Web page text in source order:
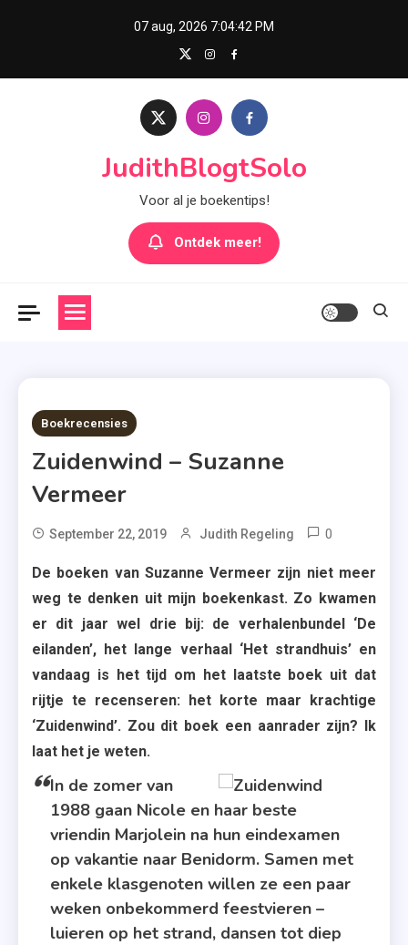
07 aug, 2026 7:04:43 PM
JudithBlogtSolo
Voor al je boekentips!
Ontdek meer!
7 MINS READ
Boekrecensies
Zuidenwind – Suzanne
Vermeer
September 22, 2019 Judith Regeling 0
Bruna
,
De
Eilanden
,
Het
,
De boeken van Suzanne Vermeer zijn niet meer
weg te denken uit mijn boekenkast. Zo kwamen
er dit jaar wel drie bij: de verhalenbundel ‘De
eilanden’, het lange verhaal ‘Het strandhuis’ en
vandaag is het tijd om het laatste boek uit dat
rijtje te recenseren: het korte maar krachtige
‘Zuidenwind’. Zou dit boek een aanrader zijn? Ik
laat het je weten.
In de zomer van
1988 gaan Nicole en haar beste
vriendin Marjolein na hun eindexamen
op vakantie naar Benidorm. Samen met
enkele klasgenoten willen ze een paar
weken onbekommerd feestvieren –
luieren op het strand, dansen tot diep